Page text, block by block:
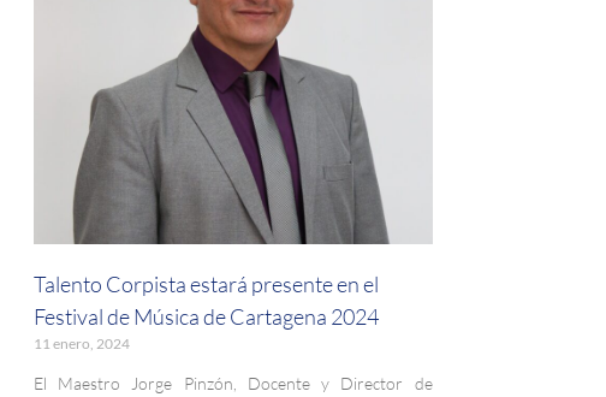
Talento Corpista estará presente en el
Festival de Música de Cartagena 2024
11 enero, 2024
El Maestro Jorge Pinzón, Docente y Director de